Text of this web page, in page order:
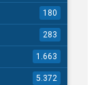
180
283
1.663
5.372